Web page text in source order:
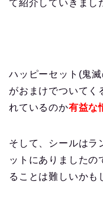
て紹介していきまし
ハッピーセット(鬼
がおまけでついてく
れているのか有益な
そして、シールはラ
ットにありましたの
ることは難しいかも